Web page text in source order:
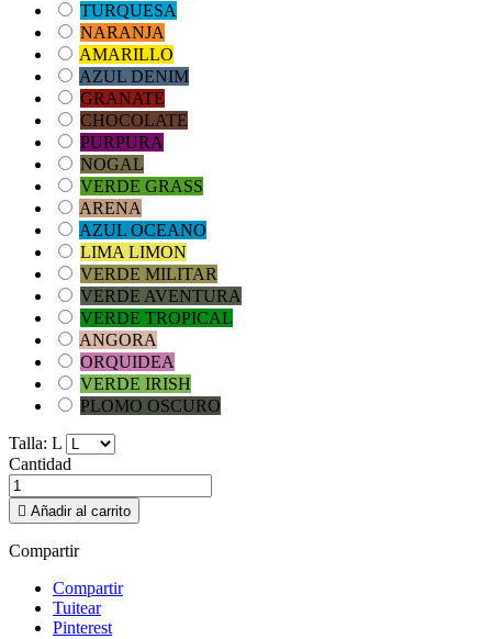
TURQUESA
NARANJA
AMARILLO
AZUL DENIM
GRANATE
CHOCOLATE
PURPURA
NOGAL
VERDE GRASS
ARENA
AZUL OCEANO
LIMA LIMON
VERDE MILITAR
VERDE AVENTURA
VERDE TROPICAL
ANGORA
ORQUIDEA
VERDE IRISH
PLOMO OSCURO
Talla: L
Cantidad
 Añadir al carrito
Compartir
Compartir
Tuitear
Pinterest